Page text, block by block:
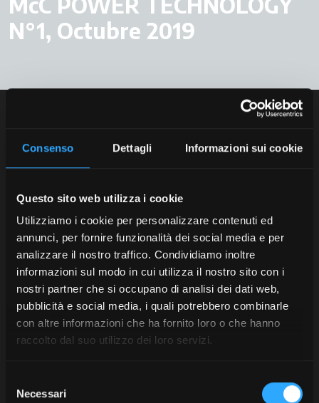
Consenso Dettagli Informazioni sui cookie
Questo sito web utilizza i cookie
Utilizziamo i cookie per personalizzare contenuti ed
annunci, per fornire funzionalità dei social media e per
analizzare il nostro traffico. Condividiamo inoltre
informazioni sul modo in cui utilizza il nostro sito con i
nostri partner che si occupano di analisi dei dati web,
pubblicità e social media, i quali potrebbero combinarle
con altre informazioni che ha fornito loro o che hanno
raccolto dal suo utilizzo dei loro servizi.
delNecessari
N°1, Octubre 2019